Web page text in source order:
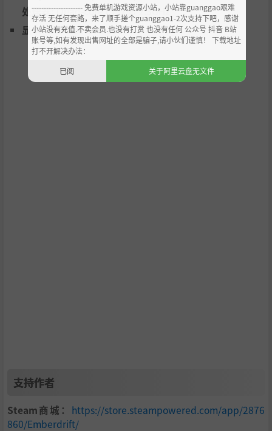
处理器:Quad-core CPU @ 2.3GHz
显卡:GeForce GTX 1080
支持作者
Steam商城： https://store.steampowered.com/app/2876
860/Emberdrift/
--------------------- 免费单机游戏资源小站，小站靠guanggao艰难
存活 无任何套路，来了顺手搓个guanggao1-2次支持下吧，感谢
小站没有充值.不卖会员.也没有打赏 也没有任何 公众号 抖音 B站
账号等,如有发现出售网址的全部是骗子,请小伙们谨慎！ 下载地址
打不开解决办法：
已阅
关于阿里云盘无文件